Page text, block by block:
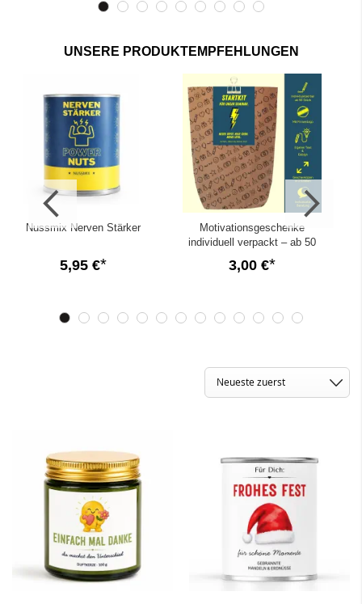
UNSERE PRODUKTEMPFEHLUNGEN
Nussmix Nerven Stärker
5,95 €
Motivationsgeschenke
individuell verpackt – ab 50
3,00 €